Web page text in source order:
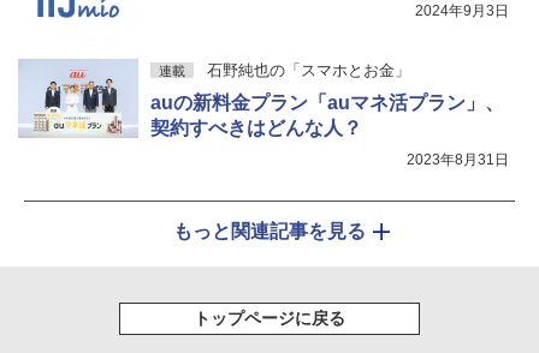
2024年9月3日
連載 石野純也の「スマホとお金」
auの新料金プラン「auマネ活プラン」、
契約すべきはどんな人？
2023年8月31日
もっと関連記事を見る
トップページに戻る